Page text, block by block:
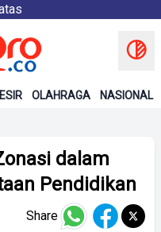
OLAHRAGA NASIONAL
dalam
Pendidikan
Share